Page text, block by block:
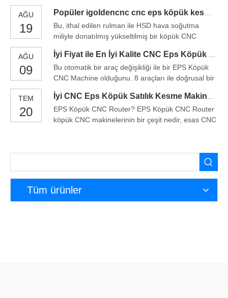
kesme makinesiyle özel eklemlerle bağlı
alüminyum alaşımlı profilden yapılmıştır.
AĞU
19
Bu, ithal edilen rulman ile HSD hava soğutma
miliyle donatılmış yükseltilmiş bir köpük CNC
güçlü kesim yeteneği gibi birçok avantaja sahiptir.
Bunun yanı sıra, doğrusal otomatik takım
değiştiricinin işlevi ile, bütün işlemeyi daha fazla
zaman kazandırır.
AĞU
09
Bu otomatik bir araç değişikliği ile bir EPS Köpük
CNC Machine olduğunu. 8 araçları ile doğrusal bir
efficiency.EPS Köpük CNC özellikleri bu yapı
sayesinde, tek bir seferde karmaşık iş parçalarının
işlenmesini gerçekleştirmek için: 1 arasındadır.
TEM
20
EPS Köpük CNC Router? EPS Köpük CNC Router
köpük CNC makinelerinin bir çeşit nedir, esas CNC
boyuta sahip oyma veya iyi bir iş yapar örneğin
parçalarının, kesme
Tüm ürünler